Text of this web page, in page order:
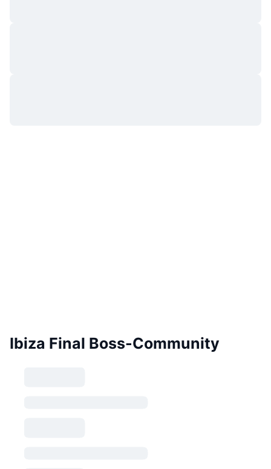
Ibiza Final Boss-Community